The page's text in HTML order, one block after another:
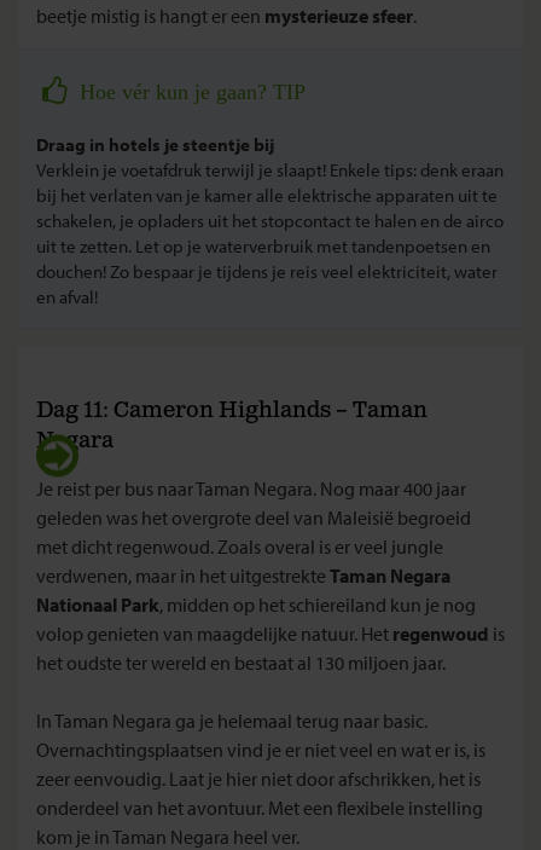
beetje mistig is hangt er een mysterieuze sfeer.
Hoe vér kun je gaan? TIP
Draag in hotels je steentje bij
Verklein je voetafdruk terwijl je slaapt! Enkele tips: denk eraan
bij het verlaten van je kamer alle elektrische apparaten uit te
schakelen, je opladers uit het stopcontact te halen en de airco
uit te zetten. Let op je waterverbruik met tandenpoetsen en
douchen! Zo bespaar je tijdens je reis veel elektriciteit, water
en afval!
Dag 11: Cameron Highlands – Taman
Negara
Je reist per bus naar Taman Negara. Nog maar 400 jaar
geleden was het overgrote deel van Maleisië begroeid
met dicht regenwoud. Zoals overal is er veel jungle
verdwenen, maar in het uitgestrekte Taman Negara
Nationaal Park, midden op het schiereiland kun je nog
volop genieten van maagdelijke natuur. Het regenwoud is
het oudste ter wereld en bestaat al 130 miljoen jaar.
In Taman Negara ga je helemaal terug naar basic.
Overnachtingsplaatsen vind je er niet veel en wat er is, is
zeer eenvoudig. Laat je hier niet door afschrikken, het is
onderdeel van het avontuur. Met een flexibele instelling
kom je in Taman Negara heel ver.